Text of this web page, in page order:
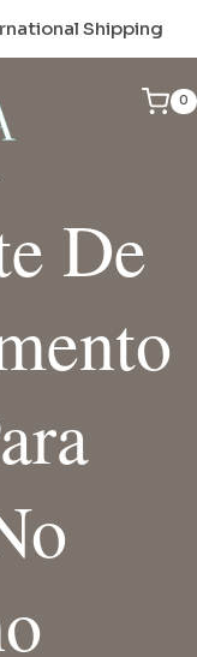
Shipping
0
De